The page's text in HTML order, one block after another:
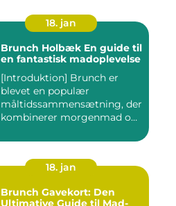
18. jan
Brunch Holbæk En guide til
en fantastisk madoplevelse
[Introduktion] Brunch er
blevet en populær
måltidssammensætning, der
kombinerer morgenmad og
18. jan
Brunch Gavekort: Den
Ultimative Guide til Mad-